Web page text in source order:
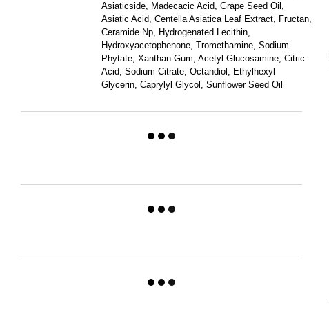
Asiaticside, Madecacic Acid, Grape Seed Oil,
Asiatic Acid, Centella Asiatica Leaf Extract, Fructan,
Ceramide Np, Hydrogenated Lecithin,
Hydroxyacetophenone, Tromethamine, Sodium
Phytate, Xanthan Gum, Acetyl Glucosamine, Citric
Acid, Sodium Citrate, Octandiol, Ethylhexyl
Glycerin, Caprylyl Glycol, Sunflower Seed Oil